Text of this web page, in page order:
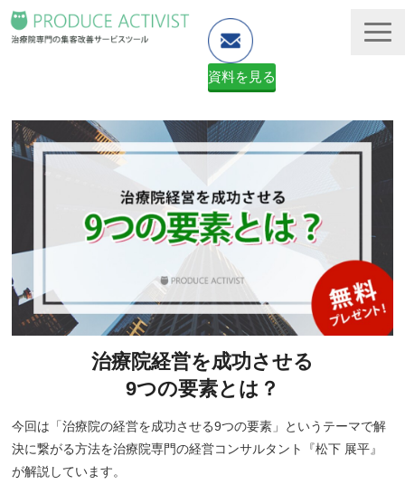
資料を見る
予約システム・顧客管理
資料ダウンロード（無料）
２ヶ月無料体験申し込みフォーム
治療院経営を成功させる
9つの要素とは？
今回は「治療院の経営を成功させる9つの要素」というテーマで解
決に繋がる方法を治療院専門の経営コンサルタント『松下 展平』
が解説しています。